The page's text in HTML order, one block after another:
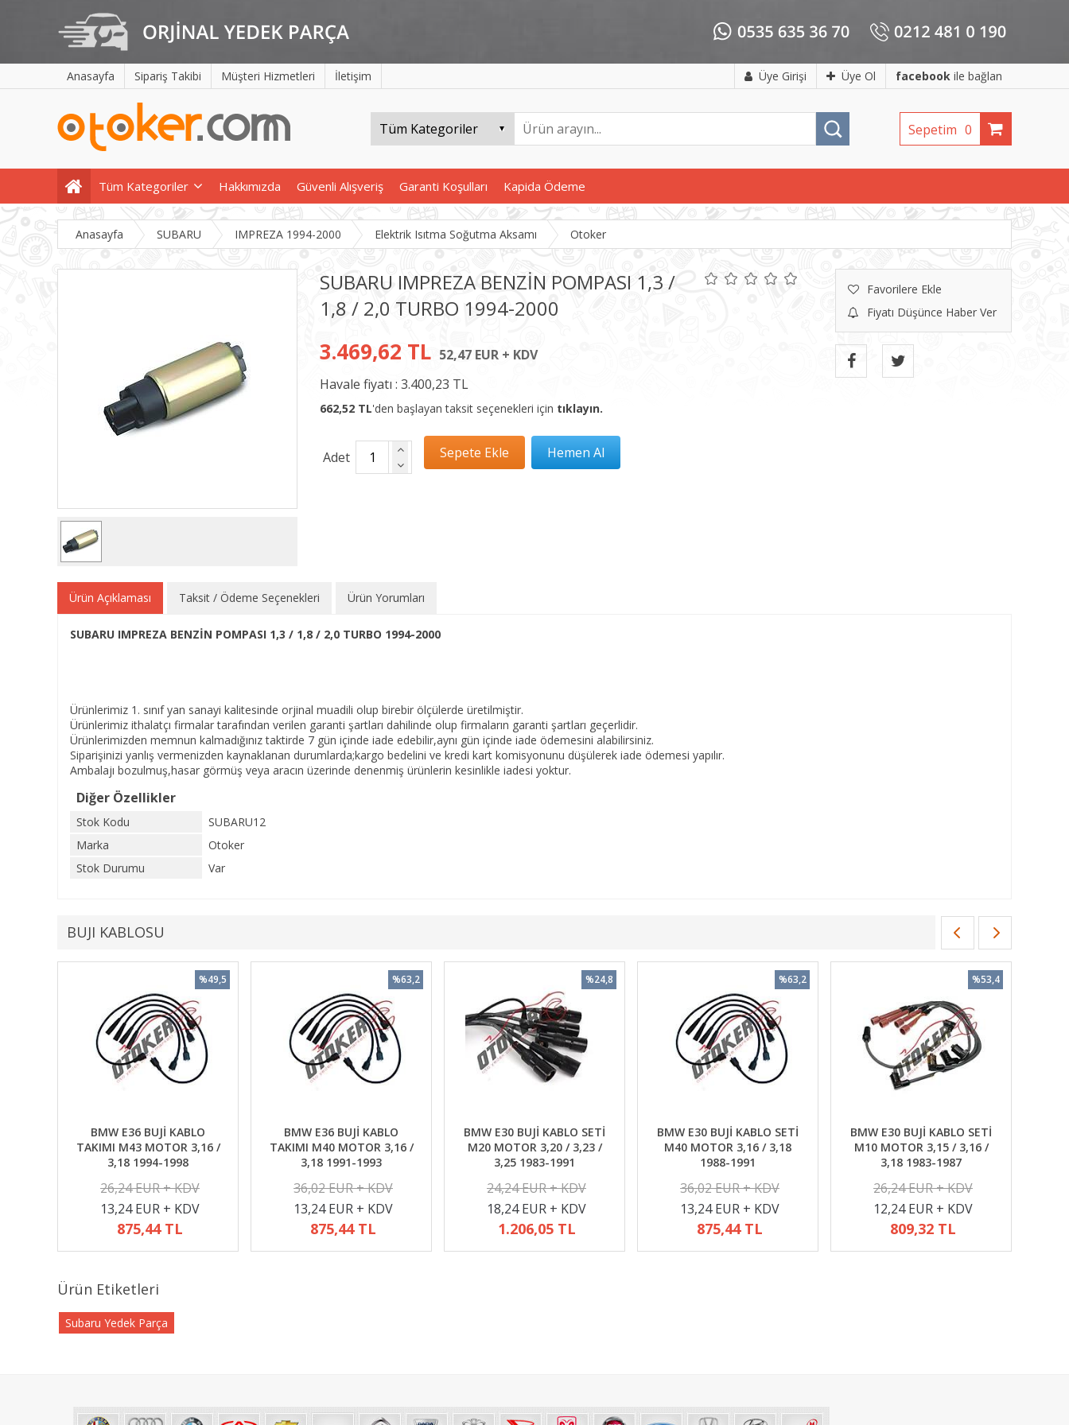
Anasayfa Sipariş Takibi Müşteri Hizmetleri İletişim Üye Girişi Üye Ol facebook ile bağlan
Sepetim 0
Tüm Kategoriler Hakkımızda Güvenli Alışveriş Garanti Koşulları Kapida Ödeme
Anasayfa SUBARU IMPREZA 1994-2000 Elektrik Isıtma Soğutma Aksamı Otoker
SUBARU IMPREZA BENZİN POMPASI 1,3 /
1,8 / 2,0 TURBO 1994-2000
Favorilere Ekle
Fiyatı Düşünce Haber Ver
3.469,62 TL 52,47 EUR + KDV
Havale fiyatı : 3.400,23 TL
662,52 TL'den başlayan taksit seçenekleri için tıklayın.
Adet
Ürün Açıklaması Taksit / Ödeme Seçenekleri Ürün Yorumları
SUBARU IMPREZA BENZİN POMPASI 1,3 / 1,8 / 2,0 TURBO 1994-2000
Ürünlerimiz 1. sınıf yan sanayi kalitesinde orjinal muadili olup birebir ölçülerde üretilmiştir.
Ürünlerimiz ithalatçı firmalar tarafından verilen garanti şartları dahilinde olup firmaların garanti şartları geçerlidir.
Ürünlerimizden memnun kalmadığınız taktirde 7 gün içinde iade edebilir,aynı gün içinde iade ödemesini alabilirsiniz.
Siparişinizi yanlış vermenizden kaynaklanan durumlarda;kargo bedelini ve kredi kart komisyonunu düşülerek iade ödemesi yapılır.
Ambalajı bozulmuş,hasar görmüş veya aracın üzerinde denenmiş ürünlerin kesinlikle iadesi yoktur.
Diğer Özellikler
Stok Kodu
SUBARU12
Marka
Otoker
Stok Durumu
Var
BUJI KABLOSU
BMW E36 BUJİ KABLO
TAKIMI M43 MOTOR 3,16 /
3,18 1994-1998
26,24 EUR + KDV
13,24 EUR + KDV
875,44 TL
%49,5
BMW E36 BUJİ KABLO
TAKIMI M40 MOTOR 3,16 /
3,18 1991-1993
36,02 EUR + KDV
13,24 EUR + KDV
875,44 TL
%63,2
BMW E30 BUJİ KABLO SETİ
M20 MOTOR 3,20 / 3,23 /
3,25 1983-1991
24,24 EUR + KDV
18,24 EUR + KDV
1.206,05 TL
%24,8
BMW E30 BUJİ KABLO SETİ
M40 MOTOR 3,16 / 3,18
1988-1991
36,02 EUR + KDV
13,24 EUR + KDV
875,44 TL
%63,2
BMW E30 BUJİ KABLO SETİ
M10 MOTOR 3,15 / 3,16 /
3,18 1983-1987
26,24 EUR + KDV
12,24 EUR + KDV
809,32 TL
%53,4
Ürün Etiketleri
Subaru Yedek Parça